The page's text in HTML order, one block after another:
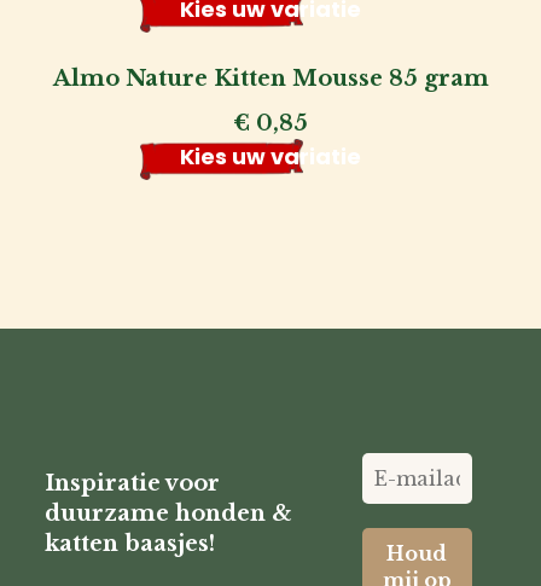
Kies uw variatie
Almo Nature Kitten Mousse 85 gram
€ 0,85
Kies uw variatie
Inspiratie voor
duurzame honden &
katten baasjes!